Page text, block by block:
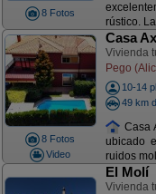
8 Fotos
rústico.
8 Fotos
Video
Casa
Vivienda
Pego
10-14
49 km
Casa
ubicado
ruidos
El Molí
Vivienda